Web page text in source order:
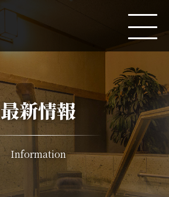
最新情報
Information